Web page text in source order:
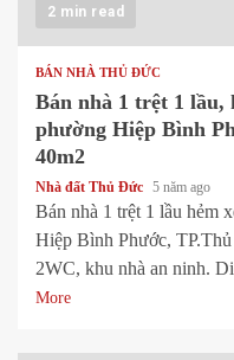
2 min read
BÁN NHÀ THỦ ĐỨC
Bán nhà 1 trệt 1 lầu,
phường Hiệp Bình
40m2
Nhà đất Thủ Đức 5 năm ago
Bán nhà 1 trệt 1 lầu hẻm
Hiệp Bình Phước,
2WC, khu nhà an ninh.
More